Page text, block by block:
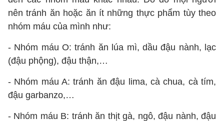
nên tránh ăn hoặc ăn ít những thực phẩm tùy theo
nhóm máu của mình như:
- Nhóm máu O: tránh ăn lúa mì, dầu đậu nành, lạc
(đậu phộng), đậu thận,…
- Nhóm máu A: tránh ăn đậu lima, cà chua, cà tím,
đậu garbanzo,…
- Nhóm máu B: tránh ăn thịt gà, ngô, đậu nành, đậu